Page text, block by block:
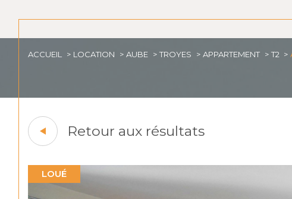
ACCUEIL LOCATION AUBE TROYES APPARTEMENT T2
Retour aux résultats
LOUÉ